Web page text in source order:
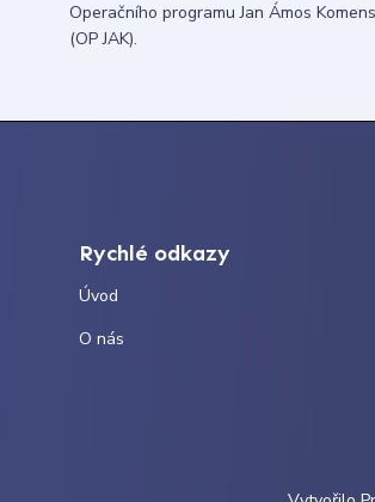
Operačního programu Jan Ámos
(OP JAK).
Rychlé odkazy
Úvod
O nás